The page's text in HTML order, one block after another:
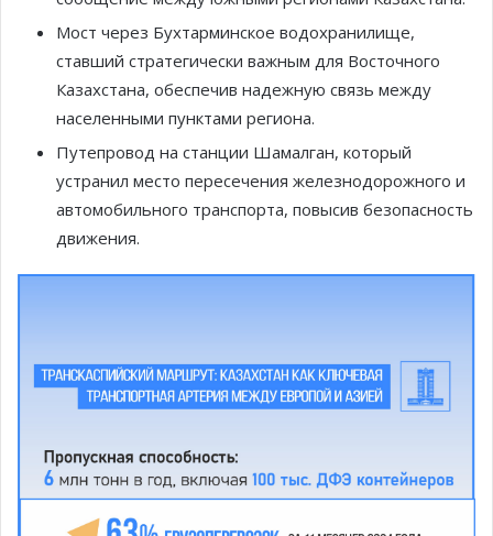
Мост через Бухтарминское водохранилище,
ставший стратегически важным для Восточного
Казахстана, обеспечив надежную связь между
населенными пунктами региона.
Путепровод на станции Шамалган, который
устранил место пересечения железнодорожного и
автомобильного транспорта, повысив безопасность
движения.